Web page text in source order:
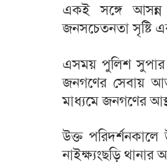
একই সঙ্গে আসন্ন
জনসচেতনতা সৃষ্টি
এসময় পুলিশ সুপার
জনগণের সেবায়
মাধ্যমে জনগণের
উক্ত
নাইক্ষ্যংছড়ি থানার